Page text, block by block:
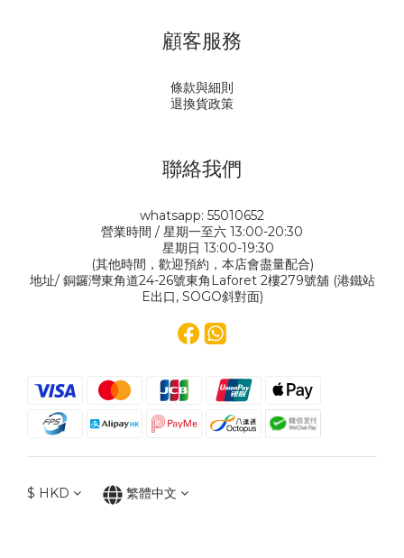
顧客服務
條款與細則
退換貨政策
聯絡我們
whatsapp: 55010652
營業時間 / 星期一至六 13:00-20:30
星期日 13:00-19:30
(其他時間，歡迎預約，本店會盡量配合)
地址/ 銅鑼灣東角道24-26號東角Laforet 2樓279號舖 (港鐵站
E出口, SOGO斜對面)
$ HKD 繁體中文